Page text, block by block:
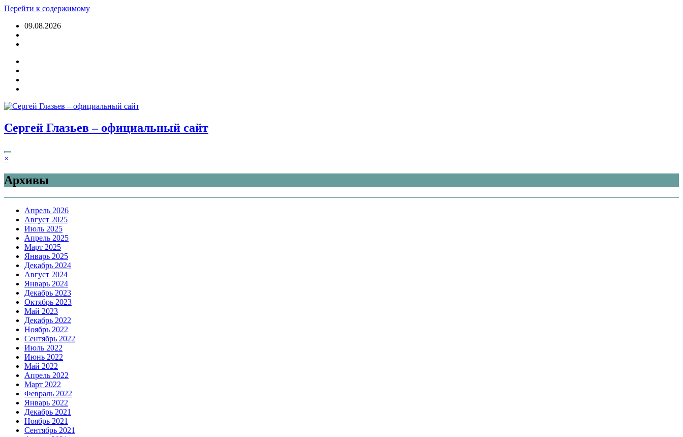
Перейти к содержимому
09.08.2026
Сергей Глазьев – официальный сайт
×
Архивы
Апрель 2026
Август 2025
Июль 2025
Апрель 2025
Март 2025
Январь 2025
Декабрь 2024
Август 2024
Январь 2024
Декабрь 2023
Октябрь 2023
Май 2023
Декабрь 2022
Ноябрь 2022
Сентябрь 2022
Июль 2022
Июнь 2022
Май 2022
Апрель 2022
Март 2022
Февраль 2022
Январь 2022
Декабрь 2021
Ноябрь 2021
Сентябрь 2021